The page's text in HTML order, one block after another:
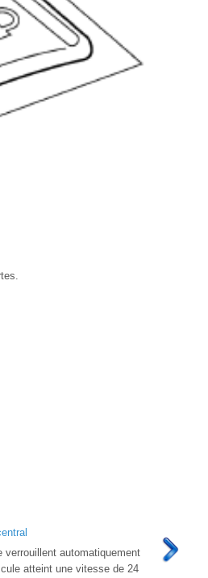
verrouillent automatiquement
atteint une vitesse de 24